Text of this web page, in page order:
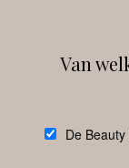
Van
De